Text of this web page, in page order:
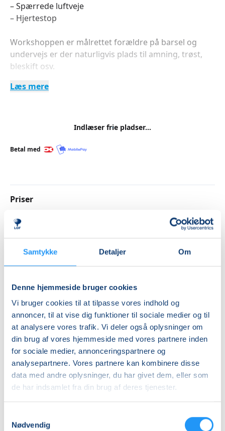
Samtykke Detaljer Om
Denne hjemmeside bruger cookies
Vi bruger cookies til at tilpasse vores indhold og
annoncer, til at vise dig funktioner til sociale medier og til
at analysere vores trafik. Vi deler også oplysninger om
din brug af vores hjemmeside med vores partnere inden
for sociale medier, annonceringspartnere og
analysepartnere. Vores partnere kan kombinere disse
data med andre oplysninger, du har givet dem, eller som
de har indsamlet fra din brug af deres tjenester.
Nødvendig
– Spærrede luftveje
– Hjertestop
Workshoppen er målrettet forældre på barsel og
undervejs er der naturligvis plads til amning, trøst,
bleskift osv.
Gravide samt bedsteforældre og andre interesserede
For at få bedst muligt udbytte er der et begrænset
Læs mere
Indlæser frie pladser...
Betal med
Priser
Almen
DKK 395,00
Ledig-KBH
DKK 372,00
Ledig-FRB
DKK 375,00
Studerende-KBH
DKK 372,00
Studerende-FRB
DKK 375,00
Unge (18-25 år)-KBH
Info